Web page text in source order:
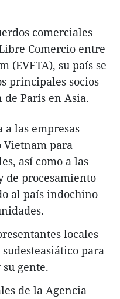
comerciales
Comercio entre
(EVFTA), su país se
principales socios
París en Asia.
las empresas
Vietnam para
así como a las
de procesamiento
al país indochino
locales
para
gente.
de la Agencia